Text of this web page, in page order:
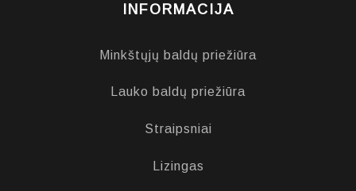
INFORMACIJA
Minkštųjų baldų priežiūra
Lauko baldų priežiūra
Straipsniai
Lizingas